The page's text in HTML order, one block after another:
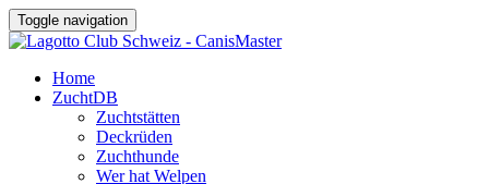
Toggle navigation
Home
ZuchtDB
Zuchtstätten
Deckrüden
Zuchthunde
Wer hat Welpen